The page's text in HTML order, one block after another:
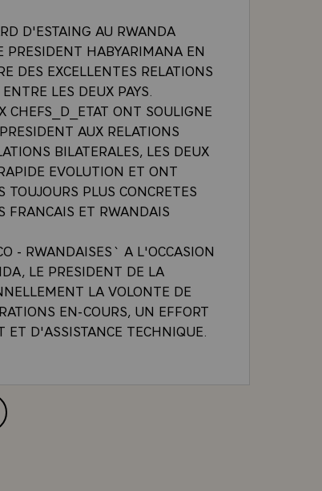
D'ESTAING AU RWANDA
PRESIDENT HABYARIMANA EN
DES EXCELLENTES RELATIONS
LES DEUX PAYS.
CHEFS_D_ETAT ONT SOULIGNE
AUX RELATIONS
BILATERALES, LES DEUX
EVOLUTION ET ONT
TOUJOURS PLUS CONCRETES
FRANCAIS ET RWANDAIS
- RWANDAISES` A L'OCCASION
LE PRESIDENT DE LA
LA VOLONTE DE
EN-COURS, UN EFFORT
D'ASSISTANCE TECHNIQUE.
ENTEND PARTICIPER DE
INTERNATIONAL DE
CONJOINT A L'ISSUE DE LA VISITE